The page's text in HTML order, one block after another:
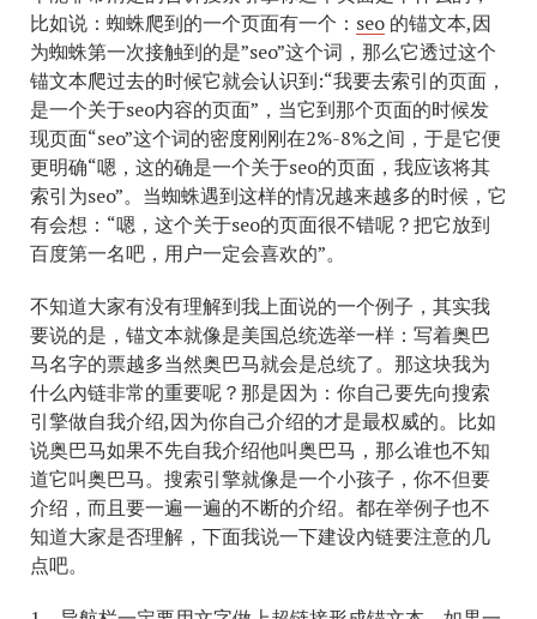
比如说：蜘蛛爬到的一个页面有一个： seo 的锚文本,因
为蜘蛛第一次接触到的是”seo”这个词，那么它透过这个
锚文本爬过去的时候它就会认识到:“我要去索引的页面，
是一个关于seo内容的页面”，当它到那个页面的时候发
现页面“seo”这个词的密度刚刚在2%-8%之间，于是它便
更明确“嗯，这的确是一个关于seo的页面，我应该将其
索引为seo”。当蜘蛛遇到这样的情况越来越多的时候，它
有会想：“嗯，这个关于seo的页面很不错呢？把它放到
百度第一名吧，用户一定会喜欢的”。
不知道大家有没有理解到我上面说的一个例子，其实我
要说的是，锚文本就像是美国总统选举一样：写着奥巴
马名字的票越多当然奥巴马就会是总统了。那这块我为
什么內链非常的重要呢？那是因为：你自己要先向搜索
引擎做自我介绍,因为你自己介绍的才是最权威的。比如
说奥巴马如果不先自我介绍他叫奥巴马，那么谁也不知
道它叫奥巴马。搜索引擎就像是一个小孩子，你不但要
介绍，而且要一遍一遍的不断的介绍。都在举例子也不
知道大家是否理解，下面我说一下建设內链要注意的几
点吧。